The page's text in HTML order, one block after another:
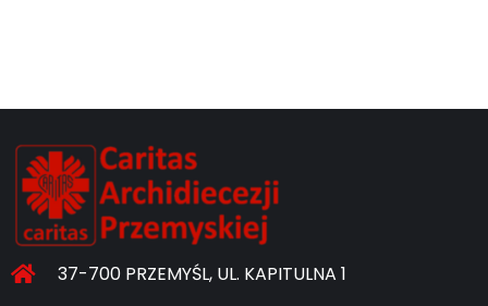
37-700 PRZEMYŚL, UL. KAPITULNA 1